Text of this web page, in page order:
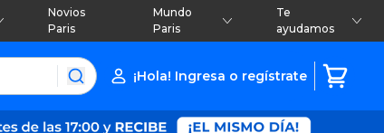
Novios
Paris
Mundo
Paris
Te
ayudamos
¡Hola! Ingresa o regístrate